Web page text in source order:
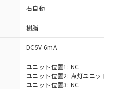
右自動
樹脂
DC5V 6mA
ユニット位置1: NC
ユニット位置2: 点灯ユニット
ユニット位置3: NC